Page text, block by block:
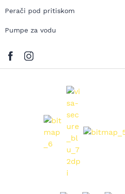
Perači pod pritiskom
Pumpe za vodu